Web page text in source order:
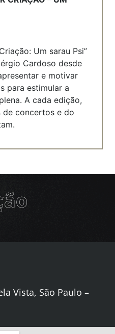
Um sarau Psi”
Cardoso desde
e motivar
para estimular a
A cada edição,
de concertos e do
Vista, São Paulo –